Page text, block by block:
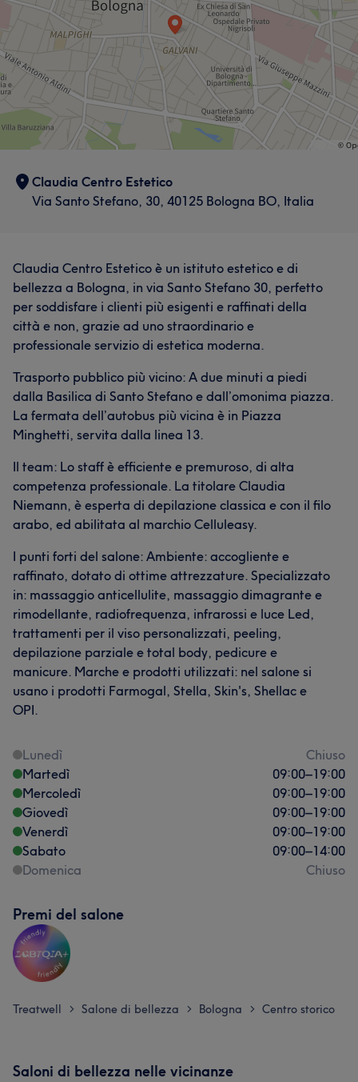
Claudia Centro Estetico
Via Santo Stefano, 30, 40125 Bologna BO, Italia
Claudia Centro Estetico è un istituto estetico e di
bellezza a Bologna, in via Santo Stefano 30, perfetto
per soddisfare i clienti più esigenti e raffinati della
città e non, grazie ad uno straordinario e
professionale servizio di estetica moderna.
Trasporto pubblico più vicino: A due minuti a piedi
dalla Basilica di Santo Stefano e dall’omonima piazza.
La fermata dell’autobus più vicina è in Piazza
Minghetti, servita dalla linea 13.
Il team: Lo staff è efficiente e premuroso, di alta
competenza professionale. La titolare Claudia
Niemann, è esperta di depilazione classica e con il filo
arabo, ed abilitata al marchio Celluleasy.
I punti forti del salone: Ambiente: accogliente e
raffinato, dotato di ottime attrezzature. Specializzato
in: massaggio anticellulite, massaggio dimagrante e
rimodellante, radiofrequenza, infrarossi e luce Led,
trattamenti per il viso personalizzati, peeling,
depilazione parziale e total body, pedicure e
manicure. Marche e prodotti utilizzati: nel salone si
usano i prodotti Farmogal, Stella, Skin's, Shellac e
OPI.
Lunedì
Chiuso
Martedì
09:00–19:00
Mercoledì
09:00–19:00
Giovedì
09:00–19:00
Venerdì
09:00–19:00
Sabato
09:00–14:00
Domenica
Chiuso
Premi del salone
Treatwell > Salone di bellezza > Bologna > Centro storico
Saloni di bellezza nelle vicinanze